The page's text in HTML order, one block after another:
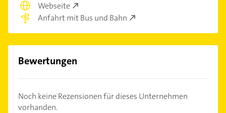
Webseite
Anfahrt mit Bus und Bahn
Bewertungen
Noch keine Rezensionen für dieses Unternehmen
vorhanden.